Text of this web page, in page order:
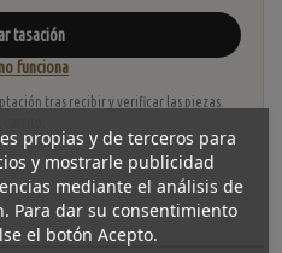
tasación
funciona
tras recibir y verificar las piezas.
propias y de terceros para
y mostrarle publicidad
mediante el análisis de
Para dar su consentimiento
el botón Acepto.